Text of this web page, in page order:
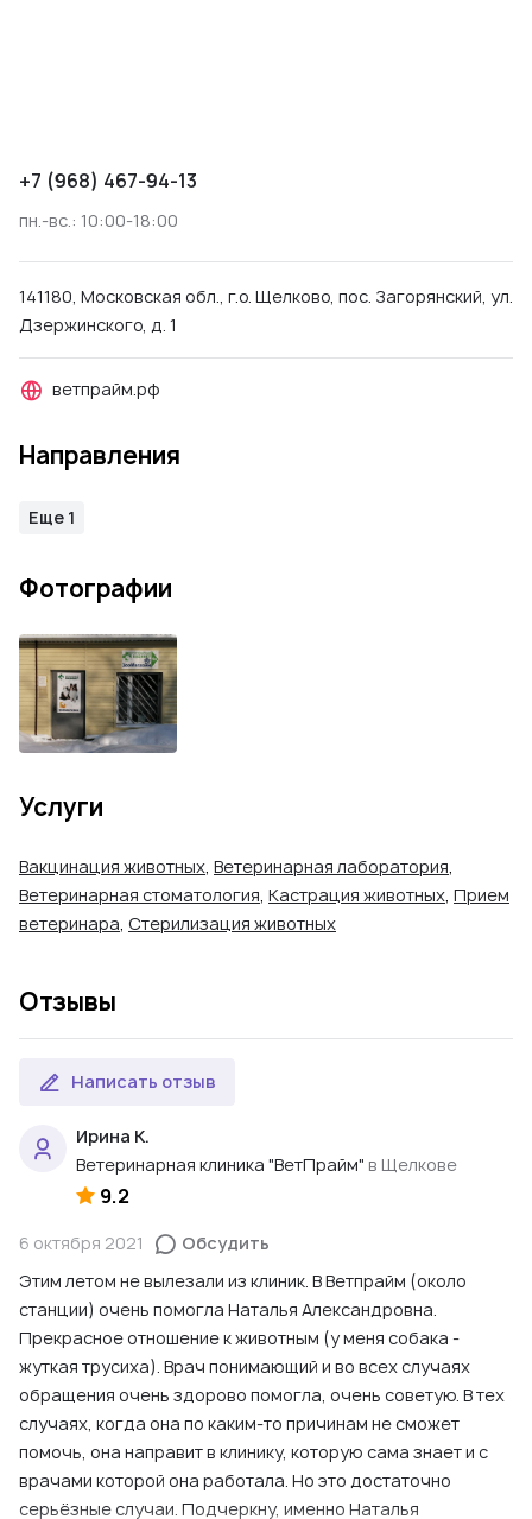
+7 (968) 467-94-13
пн.-вс.: 10:00-18:00
141180, Московская обл., г.о. Щелково, пос. Загорянский, ул.
Дзержинского, д. 1
ветпрайм.рф
Направления
Еще 1
Фотографии
Услуги
Вакцинация животных, Ветеринарная лаборатория,
Ветеринарная стоматология, Кастрация животных, Прием
ветеринара, Стерилизация животных
Отзывы
Написать отзыв
Ирина К.
Ветеринарная клиника "ВетПрайм" в Щелкове
9.2
6 октября 2021
Обсудить
Этим летом не вылезали из клиник. В Ветпрайм (около
станции) очень помогла Наталья Александровна.
Прекрасное отношение к животным (у меня собака -
жуткая трусиха). Врач понимающий и во всех случаях
обращения очень здорово помогла, очень советую. В тех
случаях, когда она по каким-то причинам не сможет
помочь, она направит в клинику, которую сама знает и с
врачами которой она работала. Но это достаточно
серьёзные случаи. Подчеркну, именно Наталья